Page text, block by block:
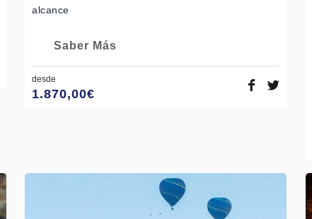
alcance
Saber Más
desde
1.870,00€